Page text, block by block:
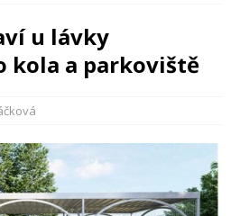
u lávky
kola a parkoviště